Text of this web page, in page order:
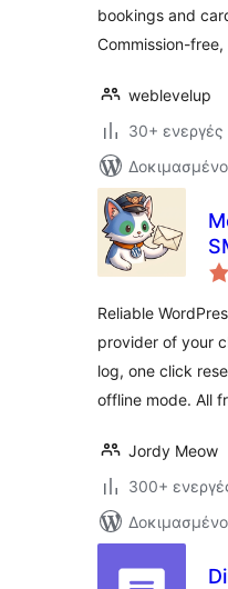
bookings and
Commission-
weblevelup
30+ ενεργές
Reliable
provider of your
log, one click
offline mode. All
Jordy Meow
300+